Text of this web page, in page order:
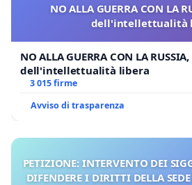
NO ALLA GUERRA CON LA
dell'intellettualità
NO ALLA GUERRA CON LA
dell'intellettualità libera
3 015 firme
Avviso di trasparenza
PETIZIONE: INTERVENTO DEI
DIFENDERE I DIRITTI DELLA